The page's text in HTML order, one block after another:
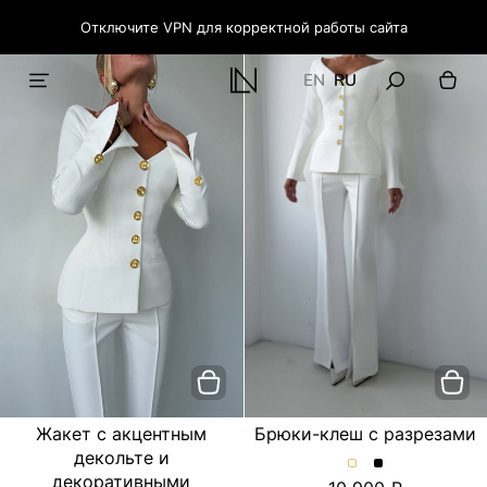
Отключите VPN для корректной работы сайта
EN RU
Жакет с акцентным
декольте и
декоративными
Брюки-клеш с разрезами
Брюки-Брюки-